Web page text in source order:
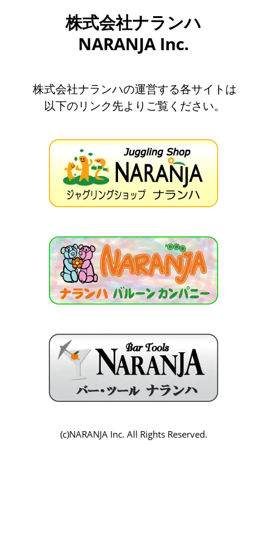
株式会社ナランハ
NARANJA Inc.
株式会社ナランハの運営する各サイトは
以下のリンク先よりご覧ください。
(c)NARANJA Inc. All Rights Reserved.